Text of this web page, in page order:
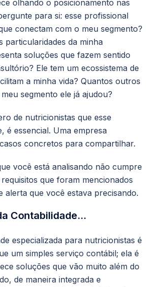
olhando o posicionamento nas
para si: esse profissional
conectam com o meu segmento?
particularidades da minha
soluções que fazem sentido
Ele tem um ecossistema de
a minha vida? Quantos outros
segmento ele já ajudou?
de nutricionistas que esse
é essencial. Uma empresa
concretos para compartilhar.
você está analisando não cumpre
que foram mencionados
alerta que você estava precisando.
Contabilidade…
especializada para nutricionistas é
um simples serviço contábil; ela é
soluções que vão muito além do
de maneira integrada e